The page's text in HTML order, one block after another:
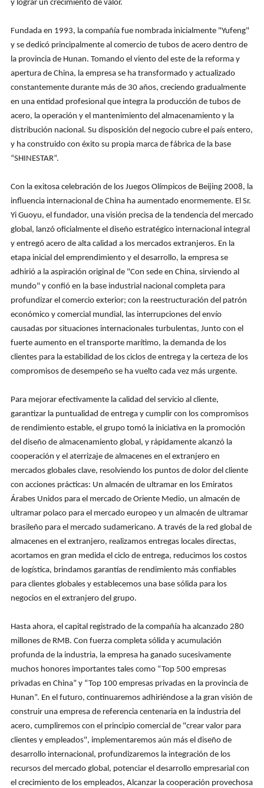
y lograr un crecimiento de valor.
Fundada en 1993, la compañía fue nombrada inicialmente "Yufeng"
y se dedicó principalmente al comercio de tubos de acero dentro de
la provincia de Hunan. Tomando el viento del este de la reforma y
apertura de China, la empresa se ha transformado y actualizado
constantemente durante más de 30 años, creciendo gradualmente
en una entidad profesional que integra la producción de tubos de
acero, la operación y el mantenimiento del almacenamiento y la
distribución nacional. Su disposición del negocio cubre el país entero,
y ha construido con éxito su propia marca de fábrica de la base
“SHINESTAR”.
Con la exitosa celebración de los Juegos Olímpicos de Beijing 2008, la
influencia internacional de China ha aumentado enormemente. El Sr.
Yi Guoyu, el fundador, una visión precisa de la tendencia del mercado
global, lanzó oficialmente el diseño estratégico internacional integral
y entregó acero de alta calidad a los mercados extranjeros. En la
etapa inicial del emprendimiento y el desarrollo, la empresa se
adhirió a la aspiración original de "Con sede en China, sirviendo al
mundo" y confió en la base industrial nacional completa para
profundizar el comercio exterior; con la reestructuración del patrón
económico y comercial mundial, las interrupciones del envío
causadas por situaciones internacionales turbulentas, Junto con el
fuerte aumento en el transporte marítimo, la demanda de los
clientes para la estabilidad de los ciclos de entrega y la certeza de los
compromisos de desempeño se ha vuelto cada vez más urgente.
Para mejorar efectivamente la calidad del servicio al cliente,
garantizar la puntualidad de entrega y cumplir con los compromisos
de rendimiento estable, el grupo tomó la iniciativa en la promoción
del diseño de almacenamiento global, y rápidamente alcanzó la
cooperación y el aterrizaje de almacenes en el extranjero en
mercados globales clave, resolviendo los puntos de dolor del cliente
con acciones prácticas: Un almacén de ultramar en los Emiratos
Árabes Unidos para el mercado de Oriente Medio, un almacén de
ultramar polaco para el mercado europeo y un almacén de ultramar
brasileño para el mercado sudamericano. A través de la red global de
almacenes en el extranjero, realizamos entregas locales directas,
acortamos en gran medida el ciclo de entrega, reducimos los costos
de logística, brindamos garantías de rendimiento más confiables
para clientes globales y establecemos una base sólida para los
negocios en el extranjero del grupo.
Hasta ahora, el capital registrado de la compañía ha alcanzado 280
millones de RMB. Con fuerza completa sólida y acumulación
profunda de la industria, la empresa ha ganado sucesivamente
muchos honores importantes tales como “Top 500 empresas
privadas en China” y “Top 100 empresas privadas en la provincia de
Hunan”. En el futuro, continuaremos adhiriéndose a la gran visión de
construir una empresa de referencia centenaria en la industria del
acero, cumpliremos con el principio comercial de "crear valor para
clientes y empleados", implementaremos aún más el diseño de
desarrollo internacional, profundizaremos la integración de los
recursos del mercado global, potenciar el desarrollo empresarial con
el crecimiento de los empleados, Alcanzar la cooperación provechosa